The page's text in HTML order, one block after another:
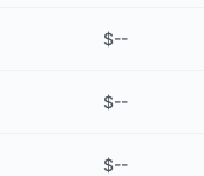
$--
$--
$--